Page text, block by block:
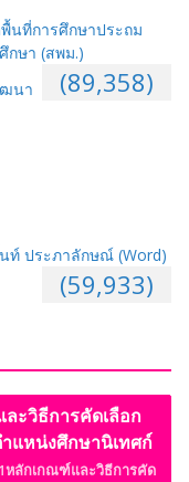
นที่การศึกษาประถม
กษา (สพม.)
(89,358)
นา
ท์ ประภาลักษณ์ (Word)
(59,933)
ะวิธีการคัดเลือก
แหน่งศึกษานิเทศก์
หลักเกณฑ์และวิธีการคัด